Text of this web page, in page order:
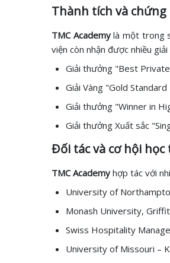
Thành tích và
TMC Academylà một trong
viện còn nhận được nhiều
Giải thưởng "Best
Giải Vàng "Gold
Giải thưởng "Winner in
Giải thưởng Xuất sắc
Đối tác và cơ hội học
TMC Academy hợp tác với
University of
Monash University,
Swiss Hospitality
University of Missouri –